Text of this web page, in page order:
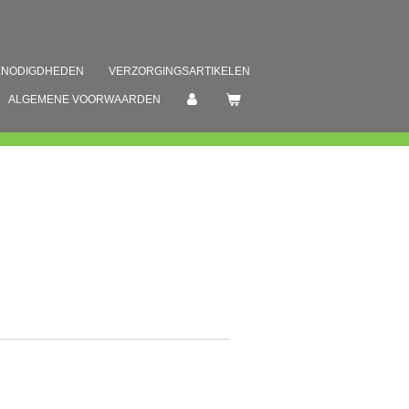
VERZORGINGSARTIKELEN
ALGEMENE VOORWAARDEN